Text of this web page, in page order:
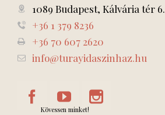
1089 Budapest, Kálvária tér 6.
+36 1 379 8236
+36 70 607 2620
info@turayidaszinhaz.hu
Kövessen minket!